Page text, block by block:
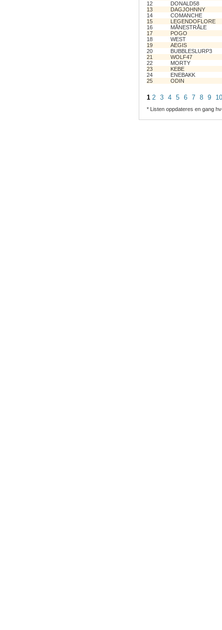
12
DONALD58
13
DAGJOHNNY
14
COMANCHE
15
LEGENDOFLORE
16
MÅNESTRÅLE
17
POGO
18
WEST
19
AEGIS
20
BUBBLESLURP3
21
WOLF47
22
MORTY
23
KEBE
24
ENEBAKK
25
ODIN
1 2 3 4 5 6 7 8 9 10
* Listen oppdateres en gang